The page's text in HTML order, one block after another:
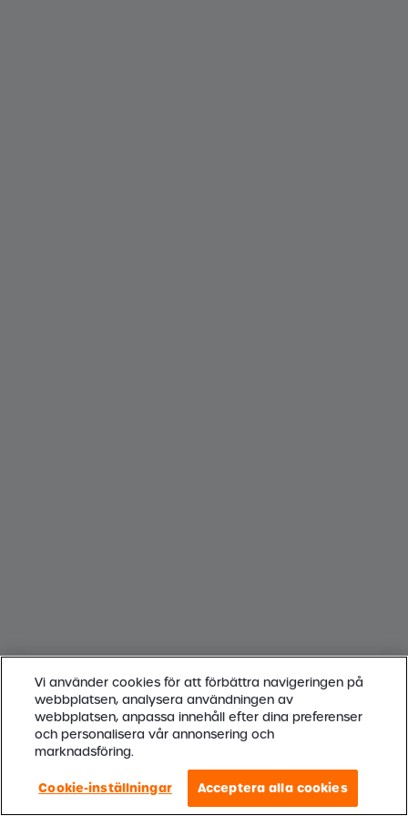
Vi använder cookies för att förbättra navigeringen på
webbplatsen, analysera användningen av
webbplatsen, anpassa innehåll efter dina preferenser
och personalisera vår annonsering och
marknadsföring.
Cookie-inställningar Acceptera alla cookies